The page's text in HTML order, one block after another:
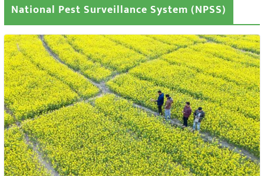
National Pest Surveillance System (NPSS)